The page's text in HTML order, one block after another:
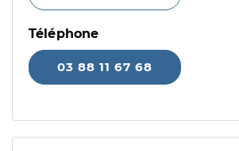
Téléphone
03 88 11 67 68